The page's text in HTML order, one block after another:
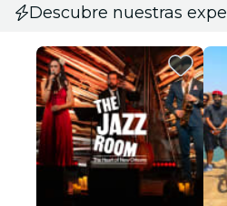
Descubre nuestras